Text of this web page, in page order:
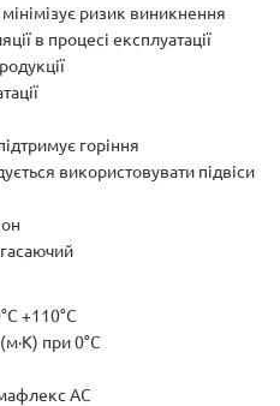
ризик виникнення
в процесі експлуатації
горіння
використовувати підвіси
+110°С
при 0°C
АС